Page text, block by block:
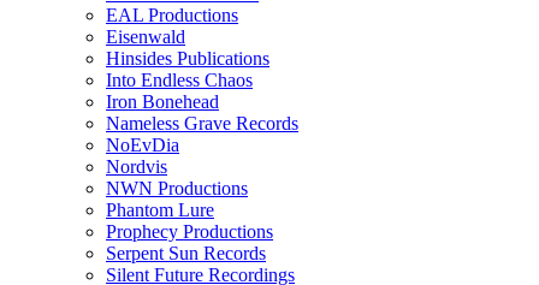
EAL Productions
Eisenwald
Hinsides Publications
Into Endless Chaos
Iron Bonehead
Nameless Grave Records
NoEvDia
Nordvis
NWN Productions
Phantom Lure
Prophecy Productions
Serpent Sun Records
Silent Future Recordings